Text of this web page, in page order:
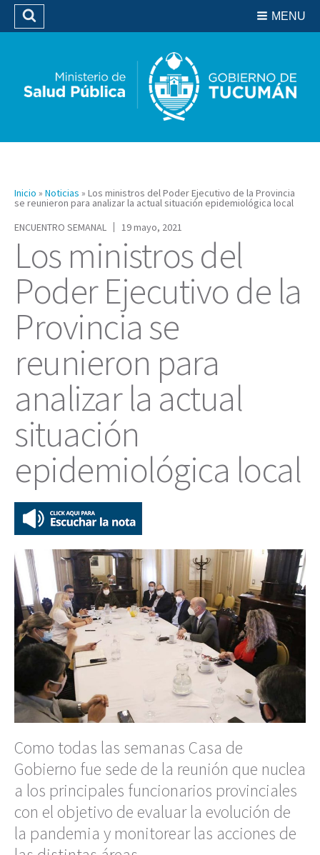
Biblioteca
MENU
Buscar
Inicio » Noticias » Los ministros del Poder Ejecutivo de la Provincia
se reunieron para analizar la actual situación epidemiológica local
ENCUENTRO SEMANAL
19 mayo, 2021
Los ministros del
Poder Ejecutivo de la
Provincia se
reunieron para
analizar la actual
situación
epidemiológica local
Como todas las semanas Casa de
Gobierno fue sede de la reunión que nuclea
a los principales funcionarios provinciales
con el objetivo de evaluar la evolución de
la pandemia y monitorear las acciones de